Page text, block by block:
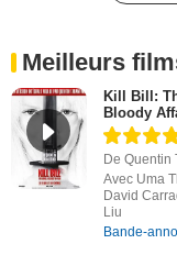
Meilleurs
Kill Bill:
Bloody
De Quentin
Avec Uma
David
Liu
Bande-